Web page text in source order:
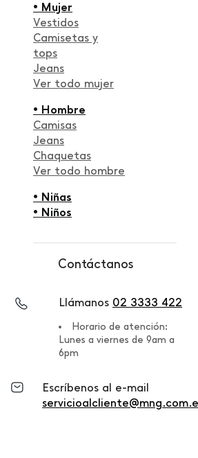
• Mujer
Vestidos
Camisetas y
tops
Jeans
Ver todo mujer
• Hombre
Camisas
Jeans
Chaquetas
Ver todo hombre
• Niñas
• Niños
Contáctanos
Llámanos 02 3333 422
Horario de atención:
Lunes a viernes de 9am a
6pm
Escríbenos al e-mail